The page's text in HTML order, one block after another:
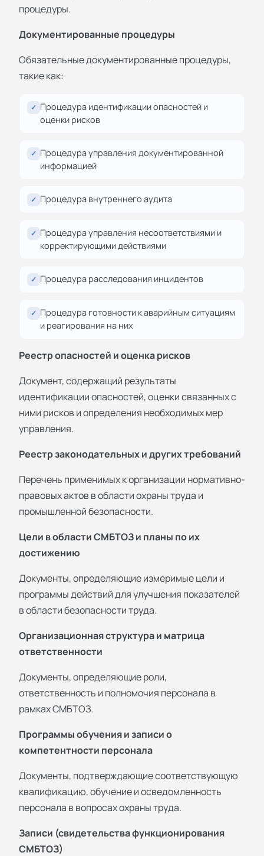
процедуры.
Документированные процедуры
Обязательные документированные процедуры,
такие как:
✓ Процедура идентификации опасностей и
оценки рисков
✓ Процедура управления документированной
информацией
✓ Процедура внутреннего аудита
✓ Процедура управления несоответствиями и
корректирующими действиями
✓ Процедура расследования инцидентов
✓ Процедура готовности к аварийным ситуациям
и реагирования на них
Реестр опасностей и оценка рисков
Документ, содержащий результаты
идентификации опасностей, оценки связанных с
ними рисков и определения необходимых мер
управления.
Реестр законодательных и других требований
Перечень применимых к организации нормативно-
правовых актов в области охраны труда и
промышленной безопасности.
Цели в области СМБТОЗ и планы по их
достижению
Документы, определяющие измеримые цели и
программы действий для улучшения показателей
в области безопасности труда.
Организационная структура и матрица
ответственности
Документы, определяющие роли,
ответственность и полномочия персонала в
рамках СМБТОЗ.
Программы обучения и записи о
компетентности персонала
Документы, подтверждающие соответствующую
квалификацию, обучение и осведомленность
персонала в вопросах охраны труда.
Записи (свидетельства функционирования
СМБТОЗ)